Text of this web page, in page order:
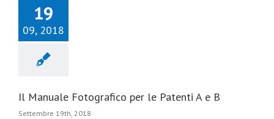
19
09, 2018
Il Manuale Fotografico per le Patenti A e B
Settembre 19th, 2018